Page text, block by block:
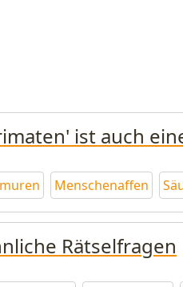
ist auch
Menschenaffen
Rätselfragen